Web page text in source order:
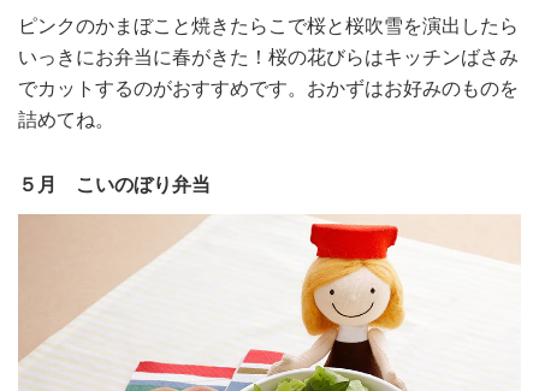
ピンクのかまぼこと焼きたらこで桜と桜吹雪を演出したら
いっきにお弁当に春がきた！桜の花びらはキッチンばさみ
でカットするのがおすすめです。おかずはお好みのものを
詰めてね。
５月 こいのぼり弁当